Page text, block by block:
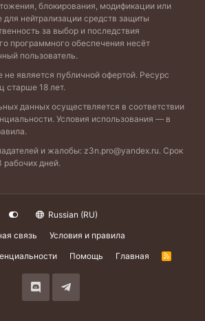
блокирования, модификации или
для нейтрализации средств защиты
за выбор и последствия
программного обеспечения несёт
пользователь.
является публичной офертой. Ресурс
старше 18 лет.
данных осуществляется в соответствии
. Условия использования — в
.
и жалобы: z3n.pro@yandex.ru. Срок
дней.
Russian (RU)
связь
Условия и правила
Помощь Главная
R